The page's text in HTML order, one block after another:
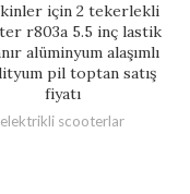
için 2 tekerlekli
r803a 5.5 inç lastik
alüminyum alaşımlı
pil toptan satış
fiyatı
elektrikli scooterlar